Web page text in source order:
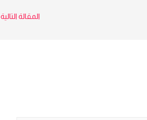
المقالة التالية